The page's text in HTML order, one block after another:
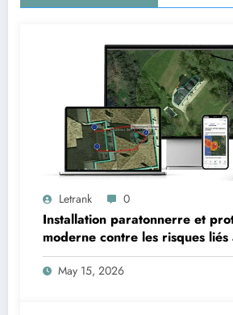
Letrank 0
Installation paratonnerre et
moderne contre les risques liés
foudre
May 15, 2026